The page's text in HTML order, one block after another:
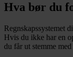
Hva bør du
Regnskapssystemet
Hvis du ikke har en
du får ut stemme